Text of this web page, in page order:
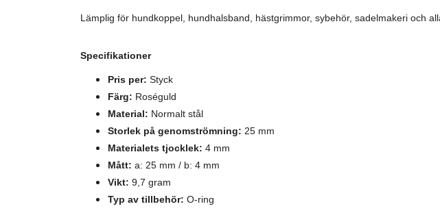
Lämplig för hundkoppel, hundhalsband, hästgrimmor, sybehör, sadelmakeri och
Specifikationer
Pris per: Styck
Färg: Roséguld
Material: Normalt stål
Storlek på genomströmning: 25 mm
Materialets tjocklek: 4 mm
Mått: a: 25 mm / b: 4 mm
Vikt: 9,7 gram
Typ av tillbehör: O-ring